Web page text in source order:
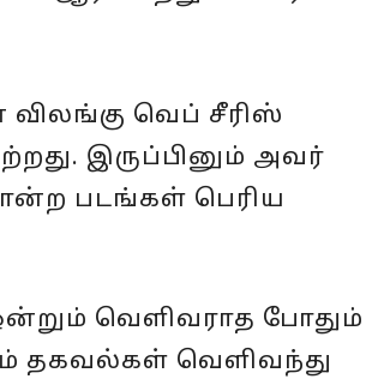
வெப் சீரிஸ்
இருப்பினும் அவர்
படங்கள் பெரிய
வெளிவராத போதும்
தகவல்கள் வெளிவந்து